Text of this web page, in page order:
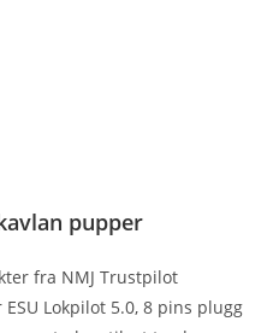
pupper
fra NMJ Trustpilot
Lokpilot 5.0, 8 pins plugg